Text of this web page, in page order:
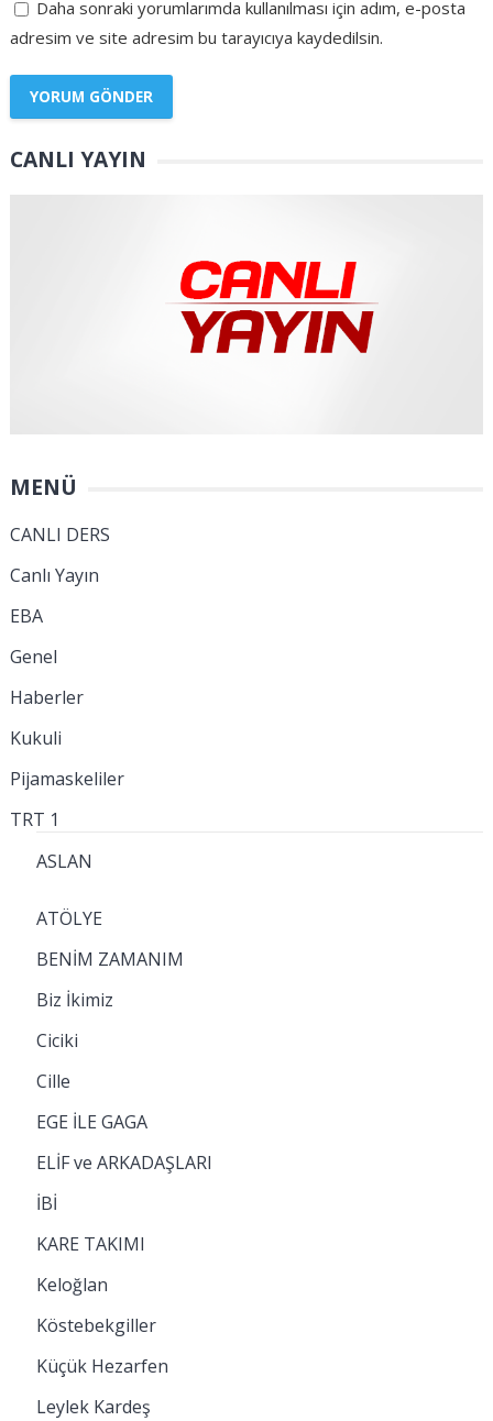
Daha sonraki yorumlarımda kullanılması için adım, e-posta
adresim ve site adresim bu tarayıcıya kaydedilsin.
CANLI YAYIN
MENÜ
CANLI DERS
Canlı Yayın
EBA
Genel
Haberler
Kukuli
Pijamaskeliler
TRT 1
ASLAN
ATÖLYE
BENİM ZAMANIM
Biz İkimiz
Ciciki
Cille
EGE İLE GAGA
ELİF ve ARKADAŞLARI
İBİ
KARE TAKIMI
Keloğlan
Köstebekgiller
Küçük Hezarfen
Leylek Kardeş